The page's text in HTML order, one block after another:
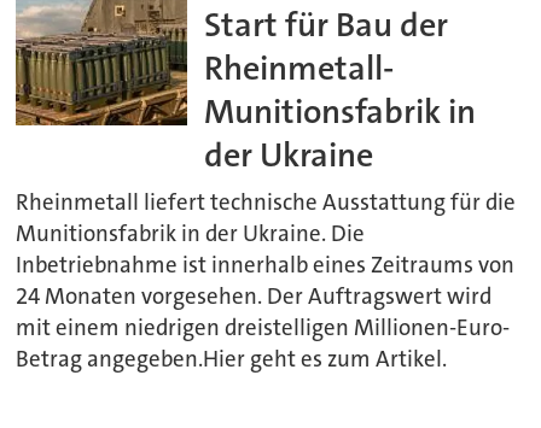
Start für Bau der
Rheinmetall-
Munitionsfabrik in
der Ukraine
Rheinmetall liefert technische Ausstattung für die
Munitionsfabrik in der Ukraine. Die
Inbetriebnahme ist innerhalb eines Zeitraums von
24 Monaten vorgesehen. Der Auftragswert wird
mit einem niedrigen dreistelligen Millionen-Euro-
Betrag angegeben.Hier geht es zum Artikel.